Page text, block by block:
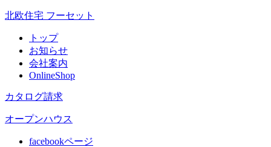
北欧住宅 フーセット
トップ
お知らせ
会社案内
OnlineShop
カタログ請求
オープンハウス
facebookページ